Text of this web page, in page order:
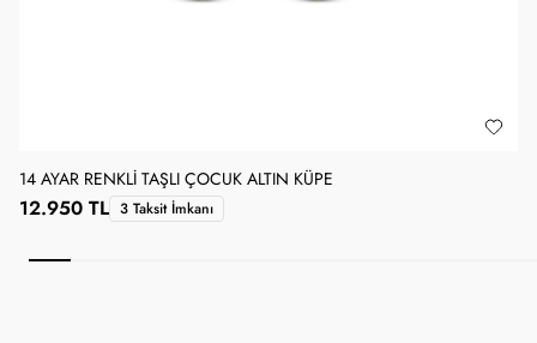
14 AYAR RENKLI TAŞLI ÇOCUK ALTIN KÜPE
12.950 TL 3 Taksit İmkanı